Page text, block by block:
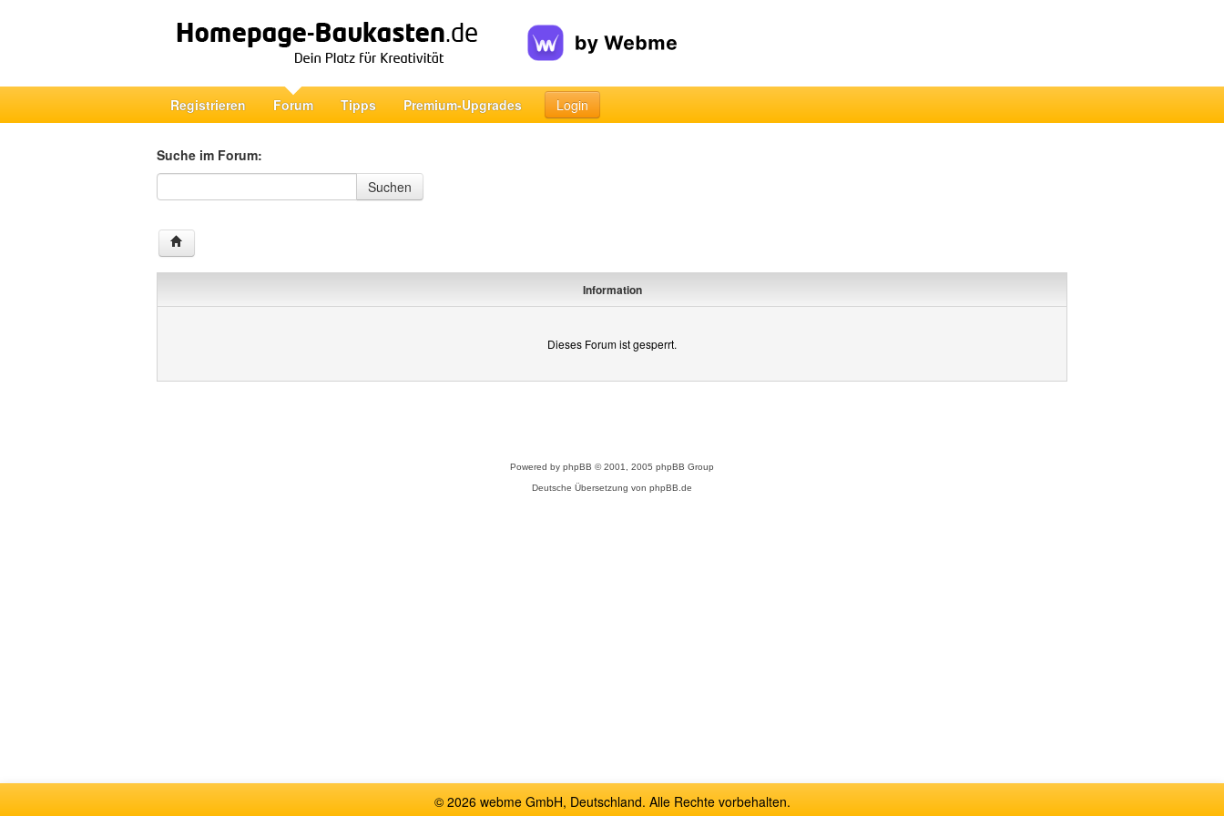
Registrieren Forum Tipps Premium-Upgrades Login
Suche im Forum:
Suche im Forum
Suchen
Information
Dieses Forum ist gesperrt.
Powered by phpBB © 2001, 2005 phpBB Group
Deutsche Übersetzung von phpBB.de
© 2026 webme GmbH, Deutschland. Alle Rechte vorbehalten.